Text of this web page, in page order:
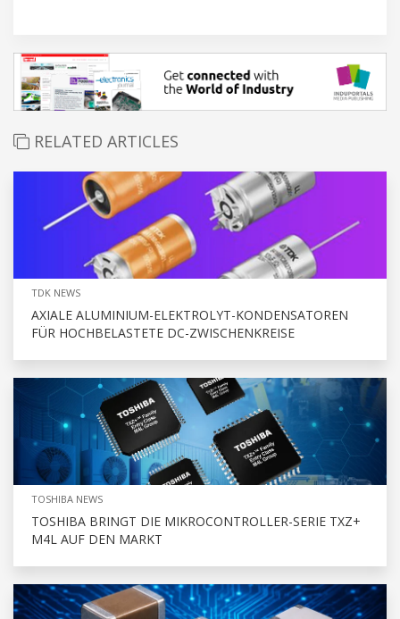
RELATED ARTICLES
TDK NEWS
AXIALE ALUMINIUM-ELEKTROLYT-KONDENSATOREN
FÜR HOCHBELASTETE DC-ZWISCHENKREISE
TOSHIBA NEWS
TOSHIBA BRINGT DIE MIKROCONTROLLER-SERIE TXZ+
M4L AUF DEN MARKT